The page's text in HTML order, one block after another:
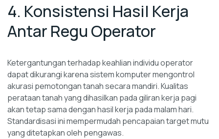
4. Konsistensi Hasil Kerja
Antar Regu Operator
Ketergantungan terhadap keahlian individu operator
dapat dikurangi karena sistem komputer mengontrol
akurasi pemotongan tanah secara mandiri. Kualitas
perataan tanah yang dihasilkan pada giliran kerja pagi
akan tetap sama dengan hasil kerja pada malam hari.
Standardisasi ini mempermudah pencapaian target mutu
yang ditetapkan oleh pengawas.